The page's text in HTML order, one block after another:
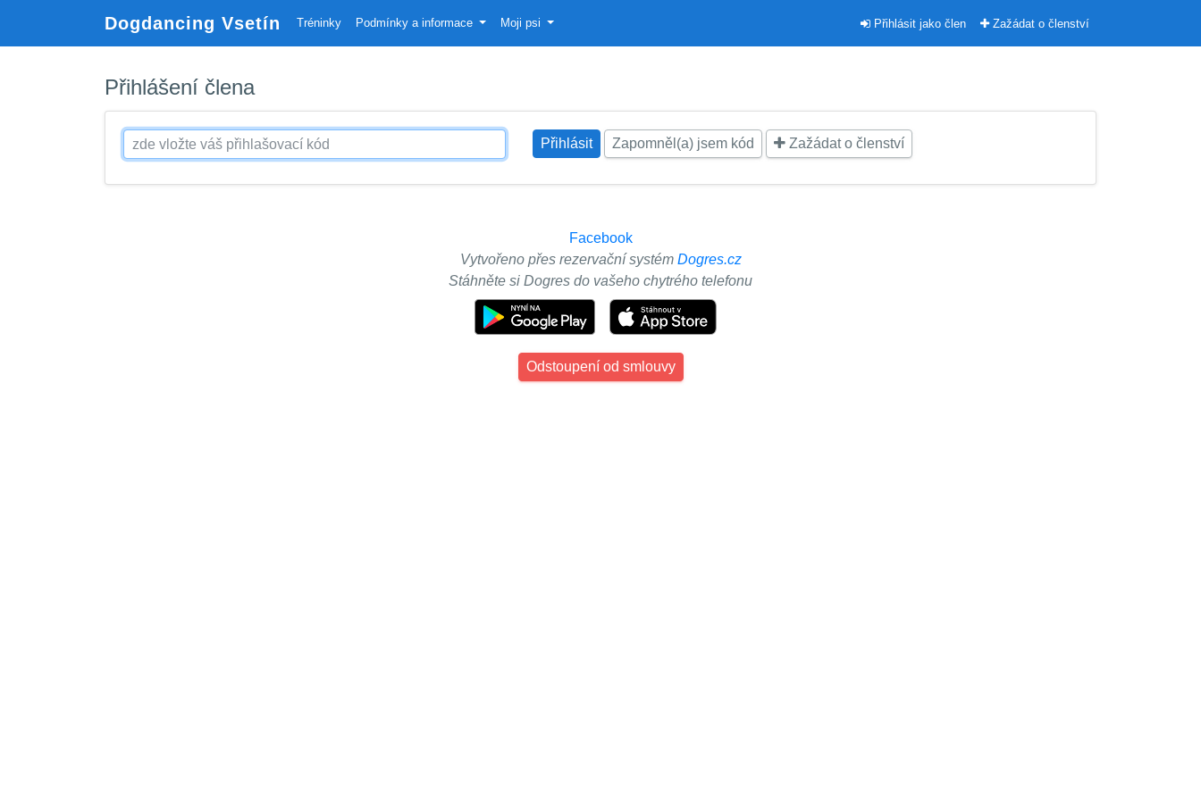
Dogdancing Vsetín Tréninky Podmínky a informace Moji psi Přihlásit jako člen Zažádat o členství
Přihlášení člena
Zapomněl(a) jsem kód Zažádat o členství
Facebook
Vytvořeno přes rezervační systém Dogres.cz
Stáhněte si Dogres do vašeho chytrého telefonu
Odstoupení od smlouvy